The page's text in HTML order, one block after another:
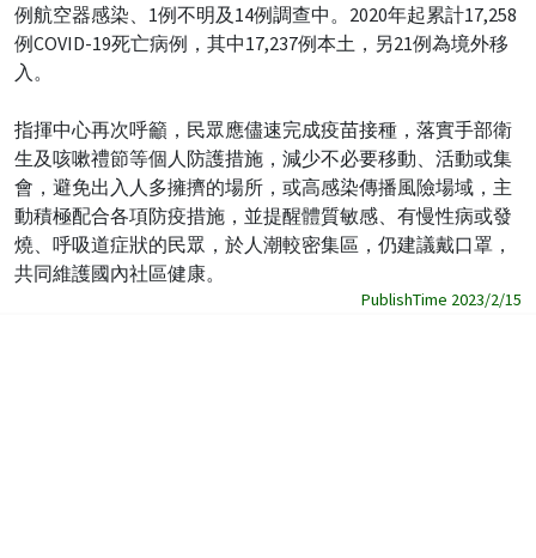
例航空器感染、1例不明及14例調查中。2020年起累計17,258
例COVID-19死亡病例，其中17,237例本土，另21例為境外移
入。
指揮中心再次呼籲，民眾應儘速完成疫苗接種，落實手部衛
生及咳嗽禮節等個人防護措施，減少不必要移動、活動或集
會，避免出入人多擁擠的場所，或高感染傳播風險場域，主
動積極配合各項防疫措施，並提醒體質敏感、有慢性病或發
燒、呼吸道症狀的民眾，於人潮較密集區，仍建議戴口罩，
共同維護國內社區健康。
PublishTime 2023/2/15